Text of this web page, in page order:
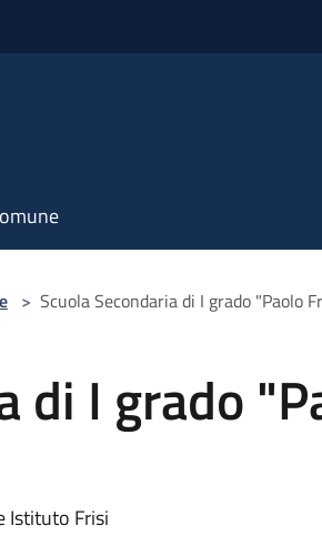
> Scuola Secondaria di I grado "Paolo
di I grado
Istituto Frisi